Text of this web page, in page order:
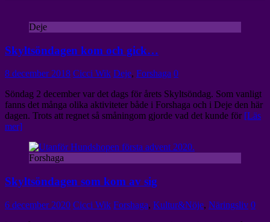
Deje
Skyltsöndagen kom och gick…
8 december 2018 Cicci Wik Deje, Forshaga 0
Söndag 2 december var det dags för årets Skyltsöndag. Som vanligt
fanns det många olika aktiviteter både i Forshaga och i Deje den här
dagen. Trots att regnet så småningom gjorde vad det kunde för [Läs
mer]
Forshaga
Skyltsöndagen som kom av sig
6 december 2020 Cicci Wik Forshaga, Kultur&Nöje, Näringsliv 0